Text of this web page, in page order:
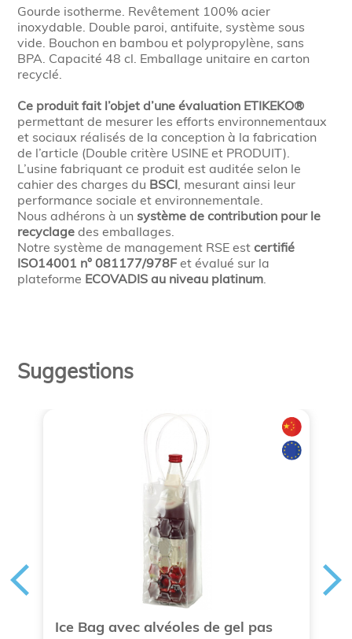
Gourde isotherme. Revêtement 100% acier
inoxydable. Double paroi, antifuite, système sous
vide. Bouchon en bambou et polypropylène, sans
BPA. Capacité 48 cl. Emballage unitaire en carton
recyclé.
Ce produit fait l’objet d’une évaluation ETIKEKO®
permettant de mesurer les efforts environnementaux
et sociaux réalisés de la conception à la fabrication
de l’article (Double critère USINE et PRODUIT).
L’usine fabriquant ce produit est auditée selon le
cahier des charges du BSCI, mesurant ainsi leur
performance sociale et environnementale.
Nous adhérons à un système de contribution pour le
recyclage des emballages.
Notre système de management RSE estcertifié
ISO14001 n° 081177/978F et évalué sur la
plateforme ECOVADIS au niveau platinum.
Suggestions
Ice Bag avec alvéoles de gel pas